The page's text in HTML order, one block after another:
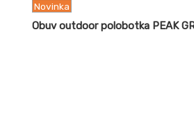
Novinka
Obuv outdoor polobotka PEAK